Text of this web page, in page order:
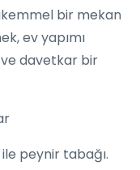
bir mekan
ev yapımı
davetkar bir
peynir tabağı.